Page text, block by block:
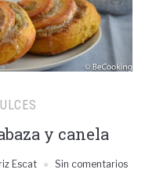
y canela
Escat Sin comentarios